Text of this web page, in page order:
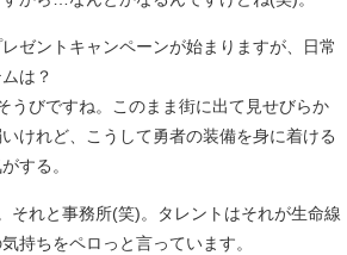
ゼントキャンペーンが始まりますが、日常
は？
うびですね。このまま街に出て見せびらか
けれど、こうして勇者の装備を身に着ける
する。
それと事務所(笑)。タレントはそれが生命線
持ちをペロっと言っています。